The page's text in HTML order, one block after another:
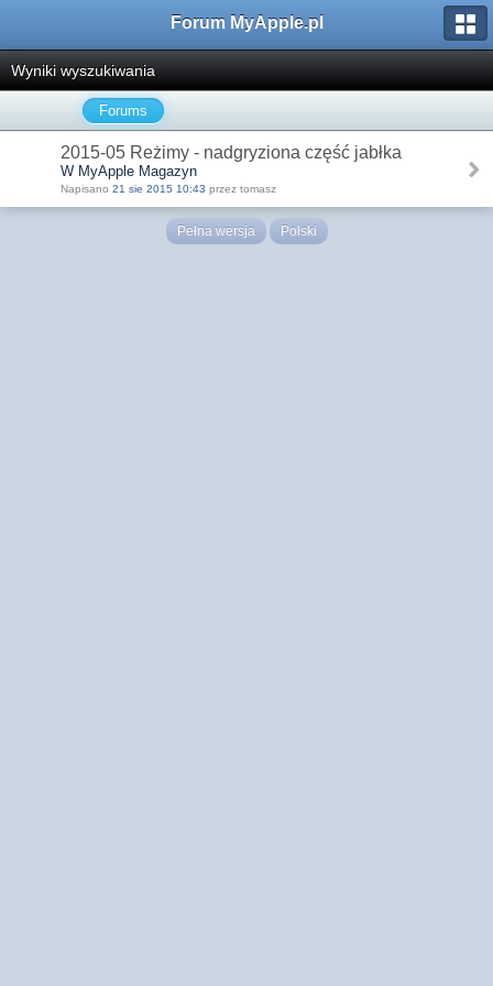
Forum MyApple.pl
Wyniki wyszukiwania
Forums
2015-05 Reżimy - nadgryziona część jabłka
W MyApple Magazyn
Napisano 21 sie 2015 10:43 przez tomasz
Pełna wersja Polski